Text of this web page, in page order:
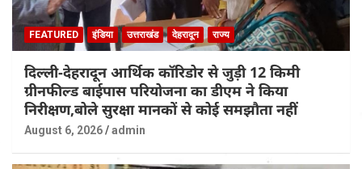
FEATURED इंडिया उत्तराखंड देहरादून राज्य
दिल्ली-देहरादून आर्थिक कॉरिडोर से जुड़ी 12 किमी
ग्रीनफील्ड बाईपास परियोजना का डीएम ने किया
निरीक्षण,बोले सुरक्षा मानकों से कोई समझौता नहीं
August 6, 2026 admin